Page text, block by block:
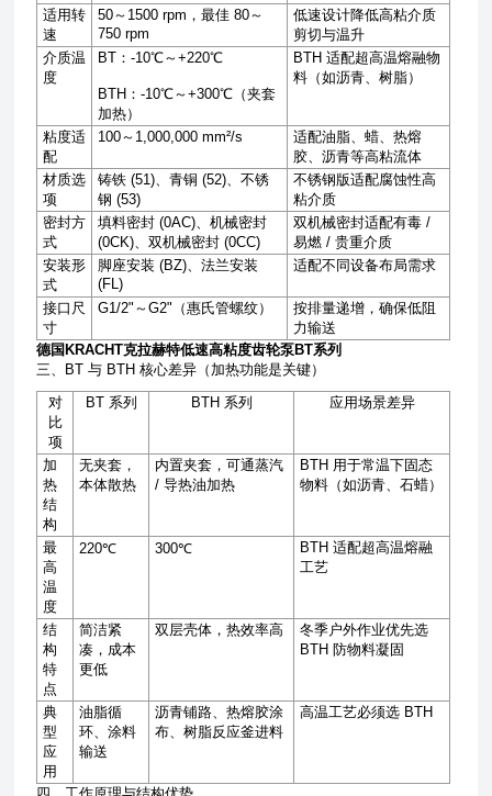
适用转
速
50～ 1500 rpm ，最佳 80～
750 rpm
低速设计降低高粘介质
剪切与温升
介质温
度
BT ：-10℃～+220℃
BTH ：-10℃～+300℃ （夹套
加热）
BTH适配超高温熔融物
料（如沥青、树脂）
粘度适
配
100～ 1,000,000 mm²/s
适配油脂、蜡、热熔
胶、沥青等高粘流体
材质选
项
铸铁 (51)、青铜 (52)、不锈
钢 (53)
不锈钢版适配腐蚀性高
粘介质
密封方
式
填料密封 (0AC)、机械密封
(0CK)、双机械密封 (0CC)
双机械密封适配有毒 /
易燃 /贵重介质
安装形
式
脚座安装 (BZ)、法兰安装
(FL)
适配不同设备布局需求
接口尺
寸
G1/2" ～G2" （惠氏管螺纹）
按排量递增，确保低阻
力输送
德国KRACHT克拉赫特低速高粘度齿轮泵BT系列
三、BT 与 BTH 核心差异（加热功能是关键）
对
比
项
BT 系列 BTH 系列 应用场景差异
加
热
结
构
无夹套，
本体散热
内置夹套，可通蒸汽
/导热油加热
BTH 用于常温下固态
物料（如沥青、石蜡）
最
高
温
度
220℃ 300℃ BTH适配超高温熔融
工艺
结
构
特
点
简洁紧
凑，成本
更低
双层壳体，热效率高
冬季户外作业优先选
BTH 防物料凝固
典
型
应
用
油脂循
环、涂料
输送
沥青铺路、热熔胶涂
布、树脂反应釜进料
高温工艺必须选 BTH